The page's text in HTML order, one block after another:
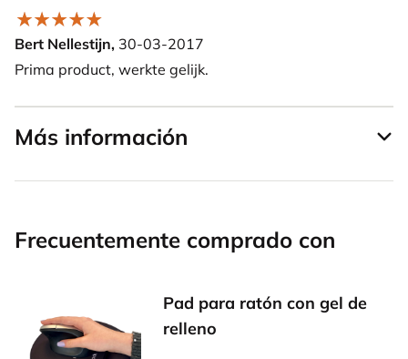
Bert Nellestijn, 30-03-2017
Prima product, werkte gelijk.
Más información
Frecuentemente comprado con
Pad para ratón con gel de
relleno